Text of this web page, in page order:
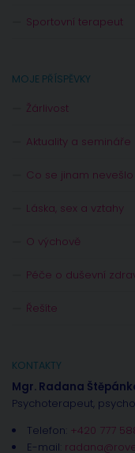
Sportovní terapeut
MOJE PŘÍSPĚVKY
Žárlivost
Aktuality a semináře
Co se jinam nevešlo
Láska, sex a vztahy
O výchově
Péče o duševní
Řešíte
KONTAKTY
Mgr. Radana
Psychoterapeut,
Telefon: +420 777
E-mail: